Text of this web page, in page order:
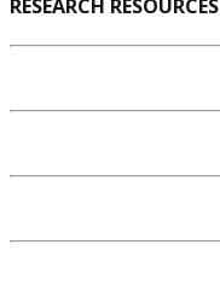
RESEARCH RESOURCES